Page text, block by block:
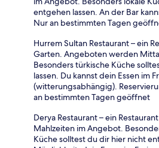
entgehen lassen. An der Bar
Nur an bestimmten Tagen
Hurrem Sultan Restaurant – ein
Garten. Angeboten werden
Besonders türkische Küche
lassen. Du kannst dein Essen im
(witterungsabhängig).
an bestimmten Tagen geöffnet
Derya Restaurant – ein
Mahlzeiten im Angebot.
Küche solltest du dir hier nicht